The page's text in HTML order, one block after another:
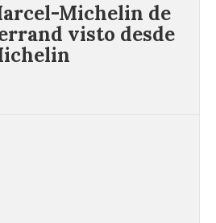
Michelin de
visto desde